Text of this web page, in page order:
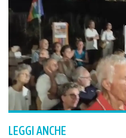
LEGGI ANCHE